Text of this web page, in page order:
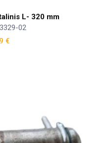
L- 320 mm
02
€